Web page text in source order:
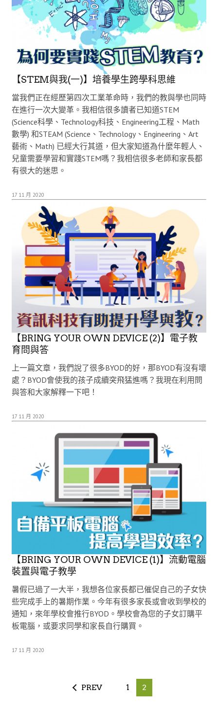
【STEM與我(一)】培養學生跨學科思維
當我們正在經歷第四次工業革命時，我們的教與學也同時
在進行一次大變革。我相信很多讀者已知道STEM
(Science科學、Technology科技、Engineering工程、Math
數學) 和STEAM (Science、Technology、Engineering、Art
藝術、Math) 已經大行其道，但大家知道為什麼年輕人、
兒童需要學習和實踐STEM嗎？我相信很多老師和家長都
有很大的迷思。
17 11 月 2020
【BRING YOUR OWN DEVICE (2)】電子教
育問與答
上一篇文章，我們說了很多BYOD的好，那BYOD有沒有壞
處？BYOD會使我的孩子成續突飛猛進嗎？我現在利用問
與答和大家解釋一下吧！
17 11 月 2020
【BRING YOUR OWN DEVICE (1)】流動電腦
裝置與電子教學
暑假已過了一大半，我想各位家長都已催促自己的子女快
些完成手上的暑期作業。今年有很多家長或會收到學校的
通知，來年學校會推行BYOD。學校會為您的子女訂購平
板電腦，或要求同學和家長自行購買。
17 11 月 2020
PREV 1 2